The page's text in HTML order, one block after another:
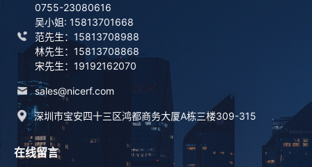
0755-23080616
吴小姐: 15813701668
范先生：15813708988
林先生：15813708868
宋先生：19192162070
sales@nicerf.com
深圳市宝安四十三区鸿都商务大厦A栋三楼309-315
在线留言